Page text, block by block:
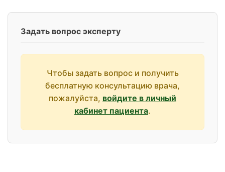
Задать вопрос эксперту
Чтобы задать вопрос и получить
бесплатную консультацию врача,
пожалуйста, войдите в личный
кабинет пациента.